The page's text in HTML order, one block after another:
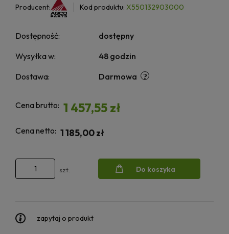
Producent: Kod produktu: X550132903000
Dostępność:
dostępny
Wysyłka w:
48 godzin
Dostawa:
Darmowa
Cena brutto: 1 457,55 zł
Cena netto: 1 185,00 zł
szt. Do koszyka
zapytaj o produkt